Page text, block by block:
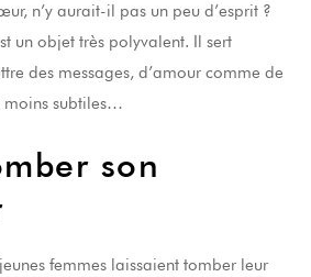
n’y aurait-il pas un peu d’esprit ?
un objet très polyvalent. Il sert
des messages, d’amour comme de
subtiles…
son
femmes laissaient tomber leur